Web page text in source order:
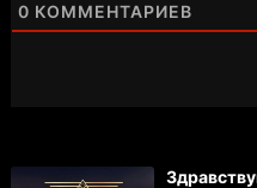
0 КОММЕНТАРИЕВ